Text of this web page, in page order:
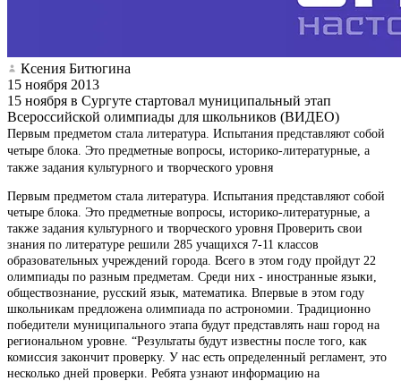
Ксения Битюгина
15 ноября 2013
15 ноября в Сургуте стартовал муниципальный этап
Всероссийской олимпиады для школьников (ВИДЕО)
Первым предметом стала литература. Испытания представляют собой
четыре блока. Это предметные вопросы, историко-литературные, а
также задания культурного и творческого уровня
Первым предметом стала литература. Испытания представляют собой
четыре блока. Это предметные вопросы, историко-литературные, а
также задания культурного и творческого уровня Проверить свои
знания по литературе решили 285 учащихся 7-11 классов
образовательных учреждений города. Всего в этом году пройдут 22
олимпиады по разным предметам. Среди них - иностранные языки,
обществознание, русский язык, математика. Впервые в этом году
школьникам предложена олимпиада по астрономии. Традиционно
победители муниципального этапа будут представлять наш город на
региональном уровне. “Результаты будут известны после того, как
комиссия закончит проверку. У нас есть определенный регламент, это
несколько дней проверки. Ребята узнают информацию на